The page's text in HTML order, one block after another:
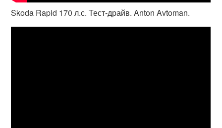
Skoda Rapid 170 л.с. Тест-драйв. Anton Avtoman.